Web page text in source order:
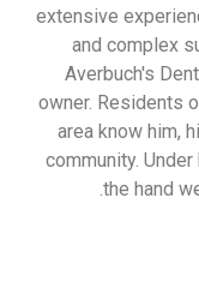
extensive
and complex
Averbuch's
owner. Residents
area know him,
community.
the hand